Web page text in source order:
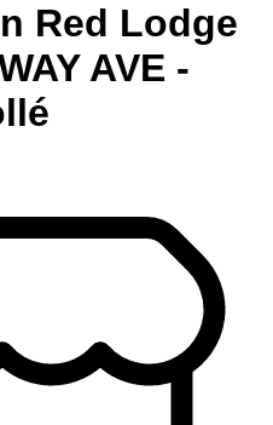
Red Lodge
AVE -